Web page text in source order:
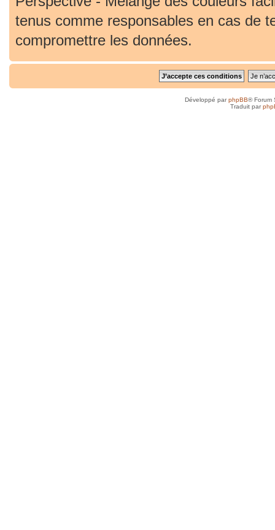
tenus comme responsables en cas de
compromettre les données.
Développé parphpBB® Forum
Traduit par